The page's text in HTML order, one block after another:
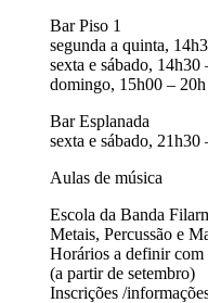
Bar Piso 1
segunda a quinta,
sexta e sábado, 14h30
domingo, 15h00 – 20h
Bar Esplanada
sexta e sábado, 21h30
Aulas de música
Escola da Banda
Metais, Percussão e
Horários a definir com
(a partir de setembro)
Inscrições /